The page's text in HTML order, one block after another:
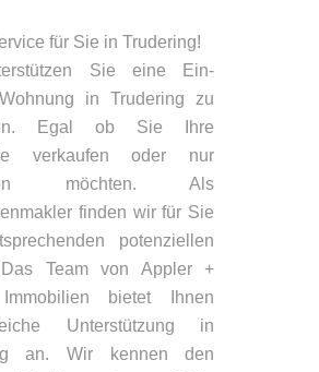
für Sie in Trudering!
Sie eine Ein-
in Trudering zu
Egal ob Sie Ihre
verkaufen oder nur
möchten. Als
finden wir für Sie
potenziellen
Das Team von Appler +
bietet Ihnen
Unterstützung in
an. Wir kennen den